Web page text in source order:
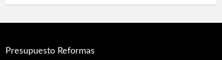
Protección en túneles
Protección Pasiva Contra Incendios
Puertas acústicas
Presupuesto Reformas